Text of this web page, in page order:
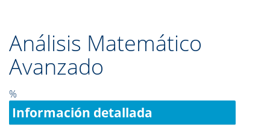
Análisis Matemático
Avanzado
%
Información detallada